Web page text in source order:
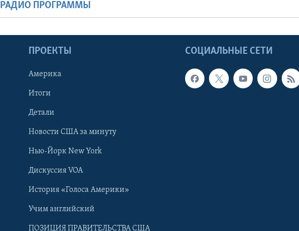
РАДИО ПРОГРАММЫ
СОЦИАЛЬНЫЕ СЕТИ
ПРОЕКТЫ
Америка
Итоги
Детали
Новости США за минуту
Нью-Йорк New York
Дискуссия VOA
История «Голоса Америки»
Учим английский
ПОЗИЦИЯ ПРАВИТЕЛЬСТВА США